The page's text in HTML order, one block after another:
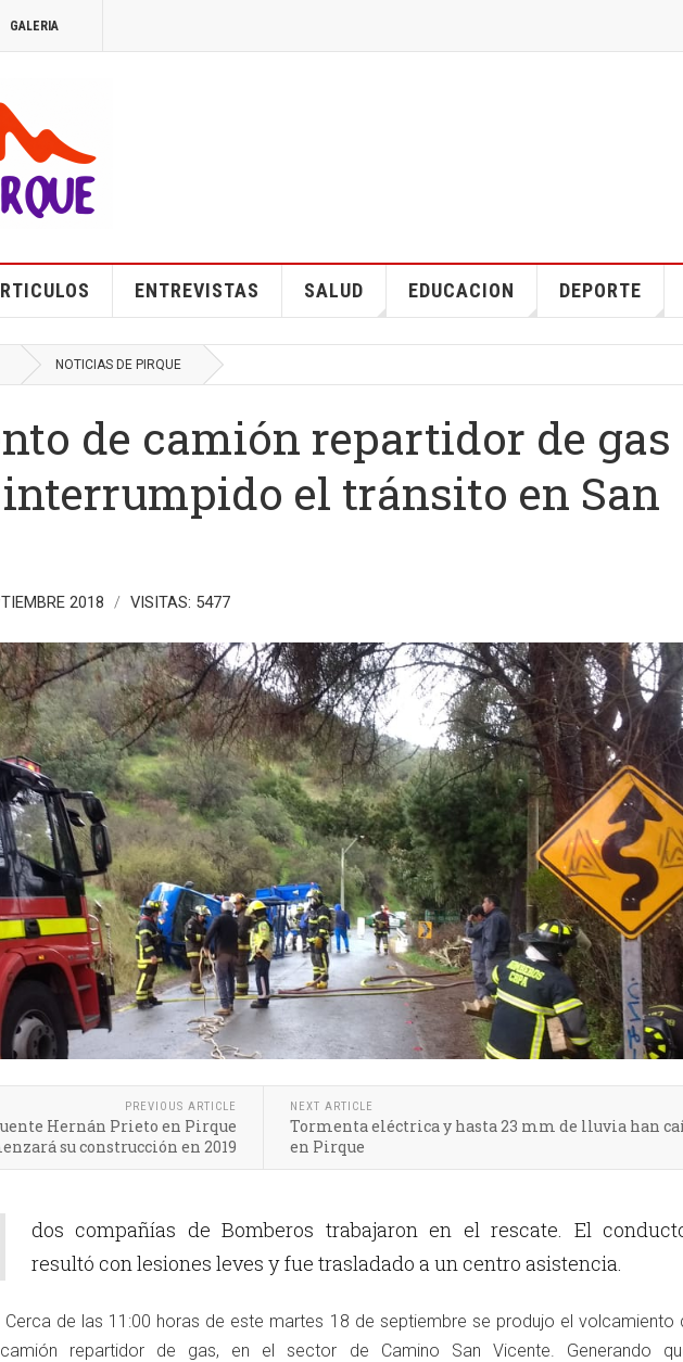
GALERIA
ENTREVISTAS SALUD EDUCACION DEPORTE
NOTICIAS DE PIRQUE
de camión repartidor de gas
el tránsito en San
2018 VISITAS: 5477
PREVIOUS ARTICLE
Hernán Prieto en Pirque
su construcción en 2019
NEXT ARTICLE
Tormenta eléctrica y hasta 23 mm de lluvia han
en Pirque
BIGGER
GEORGIA TIMES
dos compañías de Bomberos trabajaron en el rescate. El
resultó con lesiones leves y fue trasladado a un centro asistencia.
Cerca de las 11:00 horas de este martes 18 de septiembre se produjo el volcamiento
camión repartidor de gas, en el sector de Camino San Vicente. Generando